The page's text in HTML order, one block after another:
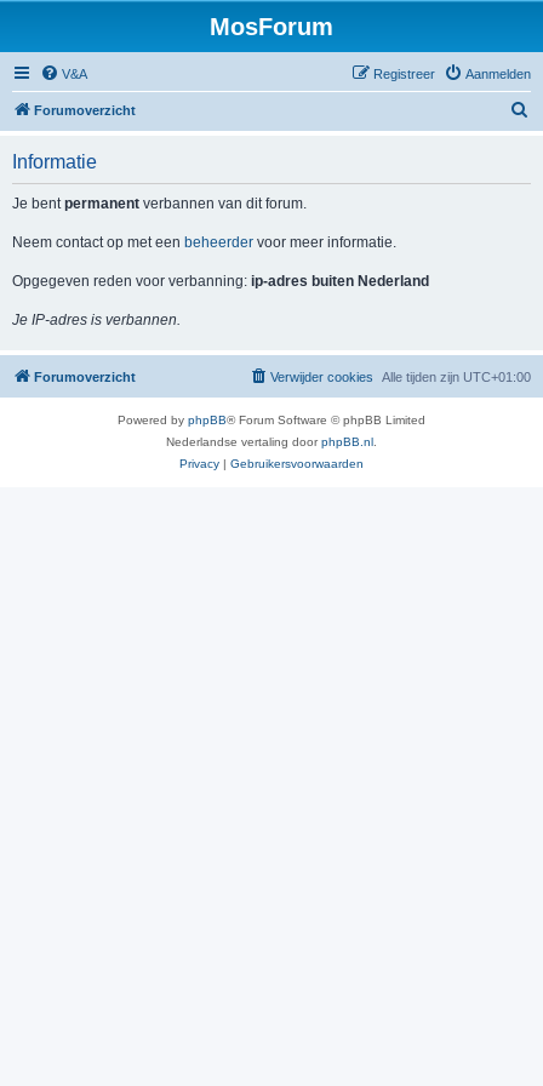
MosForum
V&A Aanmelden
Registreer
Forumoverzicht
Informatie
Je bentpermanent verbannen van dit forum.
Neem contact op met een beheerder voor meer informatie.
Opgegeven reden voor verbanning: ip-adres buiten Nederland
Je IP-adres is verbannen.
Forumoverzicht Alle tijden zijn UTC+01:00
Verwijder cookies
Powered by phpBB® Forum Software © phpBB Limited
Nederlandse vertaling doorphpBB.nl
Privacy | Gebruikersvoorwaarden